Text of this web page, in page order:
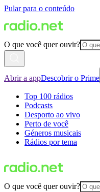
Pular para o conteúdo
O que você quer ouvir?
Abrir a appDescobrir o Prime
Top 100 rádios
Podcasts
Desporto ao vivo
Perto de você
Géneros musicais
Rádios por tema
O que você quer ouvir?